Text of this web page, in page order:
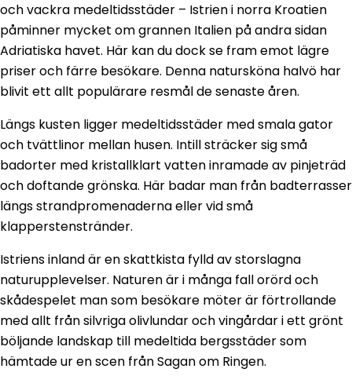
och vackra medeltidsstäder – Istrien i norra Kroatien
påminner mycket om grannen Italien på andra sidan
Adriatiska havet. Här kan du dock se fram emot lägre
priser och färre besökare. Denna natursköna halvö har
blivit ett allt populärare resmål de senaste åren.
Längs kusten ligger medeltidsstäder med smala gator
och tvättlinor mellan husen. Intill sträcker sig små
badorter med kristallklart vatten inramade av pinjeträd
och doftande grönska. Här badar man från badterrasser
längs strandpromenaderna eller vid små
klapperstenstränder.
Istriens inland är en skattkista fylld av storslagna
naturupplevelser. Naturen är i många fall orörd och
skådespelet man som besökare möter är förtrollande
med allt från silvriga olivlundar och vingårdar i ett grönt
böljande landskap till medeltida bergsstäder som
hämtade ur en scen från Sagan om Ringen.